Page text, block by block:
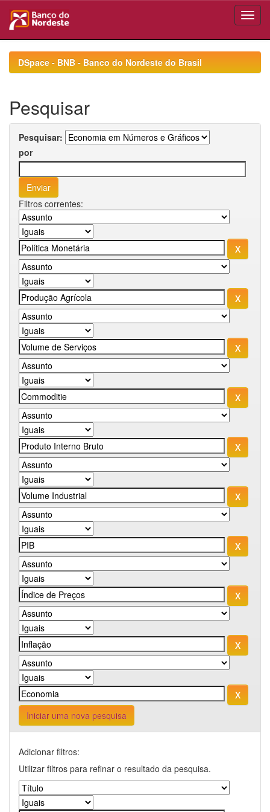
navigationDSpace - BNB - Banco do Nordeste do Brasil
Pesquisar
Pesquisar:
por
Filtros correntes:
Iniciar uma nova pesquisa
Adicionar filtros:
Utilizar filtros para refinar o resultado da pesquisa.